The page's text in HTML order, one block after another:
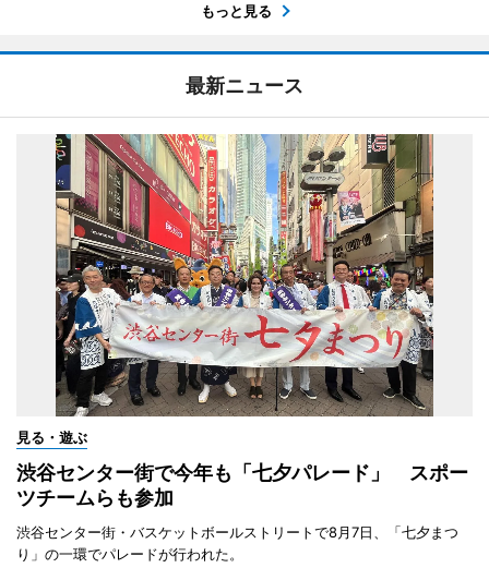
もっと見る
最新ニュース
見る・遊ぶ
渋谷センター街で今年も「七夕パレード」 スポー
ツチームらも参加
渋谷センター街・バスケットボールストリートで8月7日、「七夕まつ
り」の一環でパレードが行われた。